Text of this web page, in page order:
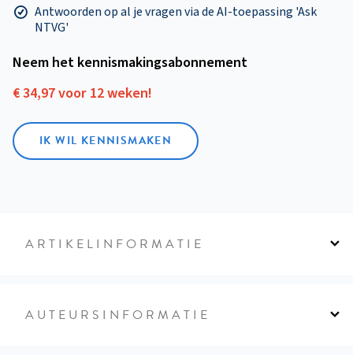
Antwoorden op al je vragen via de AI-toepassing 'Ask
NTVG'
Neem het kennismakings­abonnement
€ 34,97 voor 12 weken!
IK WIL KENNISMAKEN
ARTIKELINFORMATIE
AUTEURSINFORMATIE